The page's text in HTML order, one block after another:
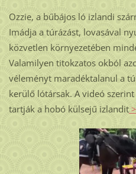
Ozzie, a bűbájos ló izlandi
Imádja a túrázást, lovasával
közvetlen környezetében
Valamilyen titokzatos okból
véleményt maradéktalanul a
kerülő lótársak. A videó
tartják a hobó külsejű izlandit